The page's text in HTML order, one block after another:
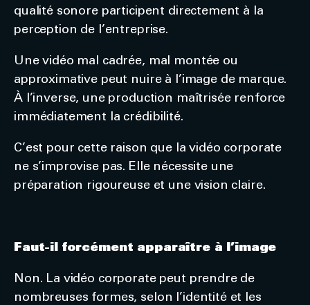
qualité sonore participent directement à la
perception de l’entreprise.
Une vidéo mal cadrée, mal montée ou
approximative peut nuire à l’image de marque.
À l’inverse, une production maîtrisée renforce
immédiatement la crédibilité.
C’est pour cette raison que la vidéo corporate
ne s’improvise pas. Elle nécessite une
préparation rigoureuse et une vision claire.
Faut-il forcément apparaître à l’image
Non. La vidéo corporate peut prendre de
nombreuses formes, selon l’identité et les